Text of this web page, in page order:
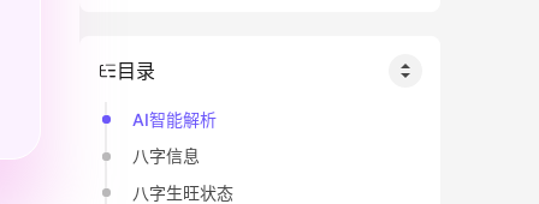
目录
AI智能解析
八字信息
八字生旺状态